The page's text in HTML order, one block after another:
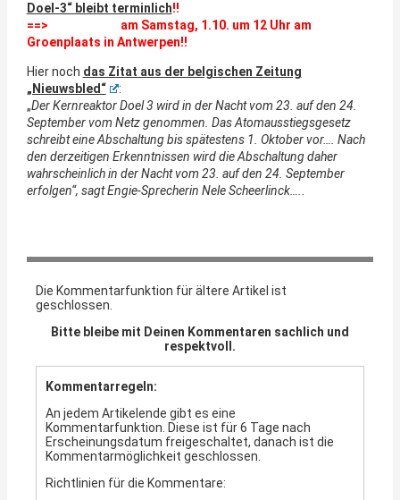
Doel-3“ bleibt terminlich!!
==> am Samstag, 1.10. um 12 Uhr am
Groenplaats in Antwerpen!!
Hier noch das Zitat aus der belgischen Zeitung
„Nieuwsbled“
:
„Der Kernreaktor Doel 3 wird in der Nacht vom 23. auf den 24.
September vom Netz genommen. Das Atomausstiegsgesetz
schreibt eine Abschaltung bis spätestens 1. Oktober vor…. Nach
den derzeitigen Erkenntnissen wird die Abschaltung daher
wahrscheinlich in der Nacht vom 23. auf den 24. September
erfolgen“, sagt Engie-Sprecherin Nele Scheerlinck…..
Die Kommentarfunktion für ältere Artikel ist
geschlossen.
Bitte bleibe mit Deinen Kommentaren sachlich und
respektvoll.
Kommentarregeln:
An jedem Artikelende gibt es eine
Kommentarfunktion. Diese ist für 6 Tage nach
Erscheinungsdatum freigeschaltet, danach ist die
Kommentarmöglichkeit geschlossen.
Richtlinien für die Kommentare: